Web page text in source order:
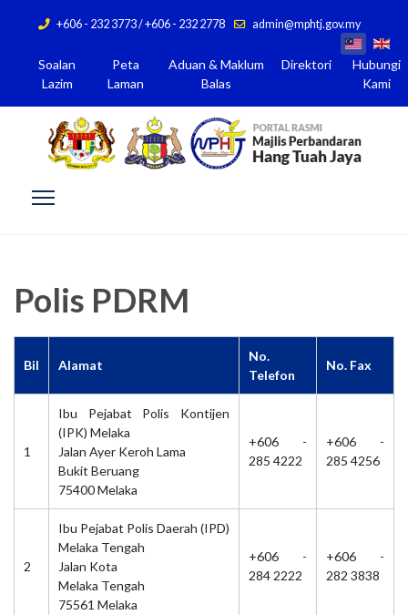
+606 - 232 3773 / +606 - 232 2778 admin@mphtj.gov.my
Soalan
Lazim
Peta
Laman
Aduan & Maklum
Balas
Direktori
Hubungi
Kami
Polis PDRM
Bil Alamat
No.
Telefon
No. Fax
1
Ibu Pejabat Polis Kontijen
(IPK) Melaka
Jalan Ayer Keroh Lama
Bukit Beruang
75400 Melaka
+606 -
285 4222
+606 -
285 4256
2
Ibu Pejabat Polis Daerah (IPD)
Melaka Tengah
Jalan Kota
Melaka Tengah
75561 Melaka
+606 -
284 2222
+606 -
282 3838